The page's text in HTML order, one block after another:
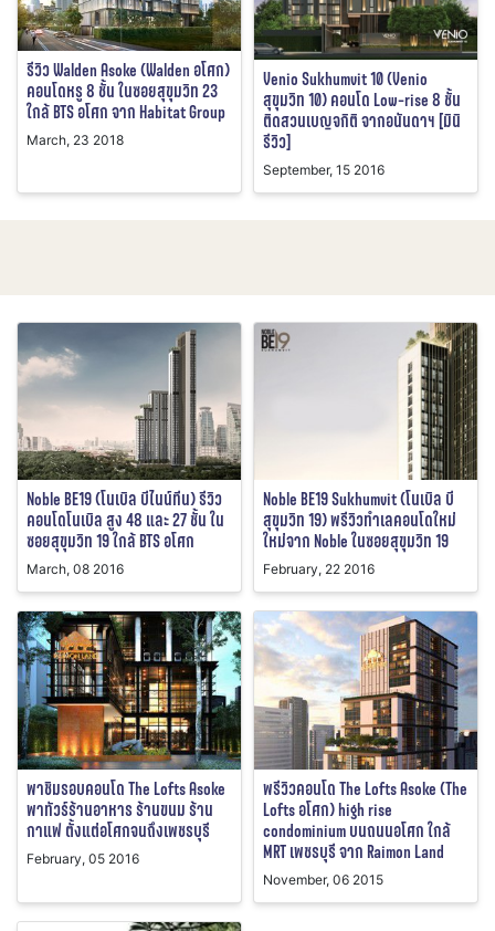
รีวิว Walden Asoke (Walden อโศก)
คอนโดหรู 8 ชั้น ในซอยสุขุมวิท 23
ใกล้ BTS อโศก จาก Habitat Group
March, 23 2018
Venio Sukhumvit 10 (Venio
สุขุมวิท 10) คอนโด Low-rise 8 ชั้น
ติดสวนเบญจกิติ จากอนันดาฯ [มินิ
รีวิว]
September, 15 2016
Noble BE19 (โนเบิล บีไนน์ทีน) รีวิว
คอนโดโนเบิล สูง 48 และ 27 ชั้น ใน
ซอยสุขุมวิท 19 ใกล้ BTS อโศก
March, 08 2016
Noble BE19 Sukhumvit (โนเบิล บี
สุขุมวิท 19) พรีวิวทำเลคอนโดใหม่
ใหม่จาก Noble ในซอยสุขุมวิท 19
February, 22 2016
พาชิมรอบคอนโด The Lofts Asoke
พาทัวร์ร้านอาหาร ร้านขนม ร้าน
กาแฟ ตั้งแต่อโศกจนถึงเพชรบุรี
February, 05 2016
พรีวิวคอนโด The Lofts Asoke (The
Lofts อโศก) high rise
condominium บนถนนอโศก ใกล้
MRT เพชรบุรี จาก Raimon Land
November, 06 2015